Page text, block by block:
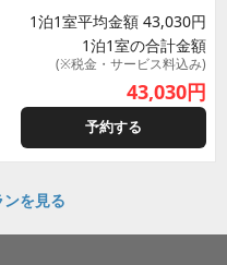
1泊1室平均金額 43,030円
1泊1室の合計金額
(※税金・サービス料込み)
43,030円
予約する
を見る